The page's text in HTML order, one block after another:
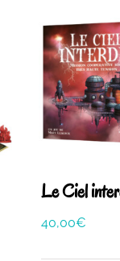
Le Ciel
40,00€